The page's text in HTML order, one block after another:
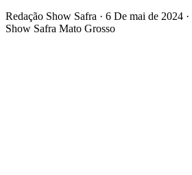
Redação Show Safra · 6 De mai de 2024 ·
Show Safra Mato Grosso